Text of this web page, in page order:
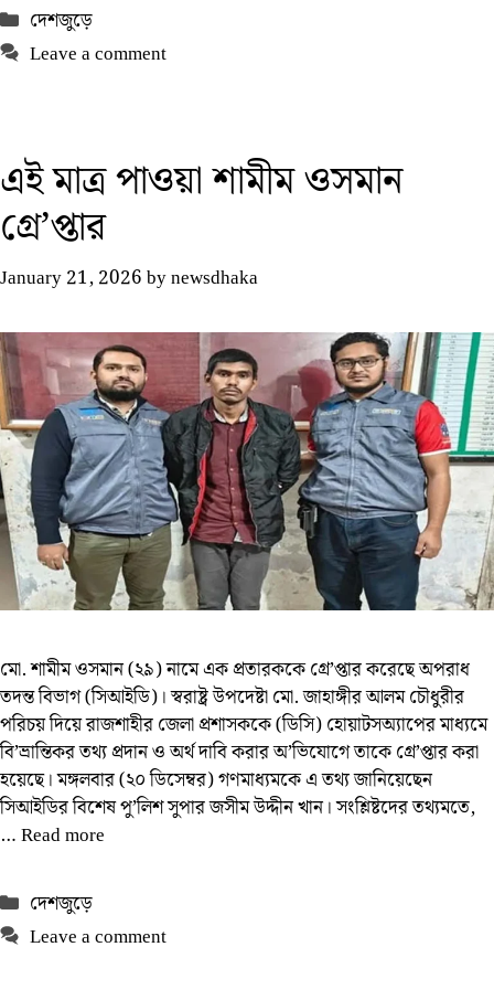
Categories
দেশজুড়ে
Leave a comment
এই মাত্র পাওয়া শামীম ওসমান
গ্রে’প্তার
January 21, 2026bynewsdhaka
মো. শামীম ওসমান (২৯) নামে এক প্রতারককে গ্রে’প্তার করেছে অপরাধ
তদন্ত বিভাগ (সিআইডি)। স্বরাষ্ট্র উপদেষ্টা মো. জাহাঙ্গীর আলম চৌধুরীর
পরিচয় দিয়ে রাজশাহীর জেলা প্রশাসককে (ডিসি) হোয়াটসঅ্যাপের মাধ্যমে
বি’ভ্রান্তিকর তথ্য প্রদান ও অর্থ দাবি করার অ’ভিযোগে তাকে গ্রে’প্তার করা
হয়েছে। মঙ্গলবার (২০ ডিসেম্বর) গণমাধ্যমকে এ তথ্য জানিয়েছেন
সিআইডির বিশেষ পু’লিশ সুপার জসীম উদ্দীন খান। সংশ্লিষ্টদের তথ্যমতে,
…Read more
Categories
দেশজুড়ে
Leave a comment